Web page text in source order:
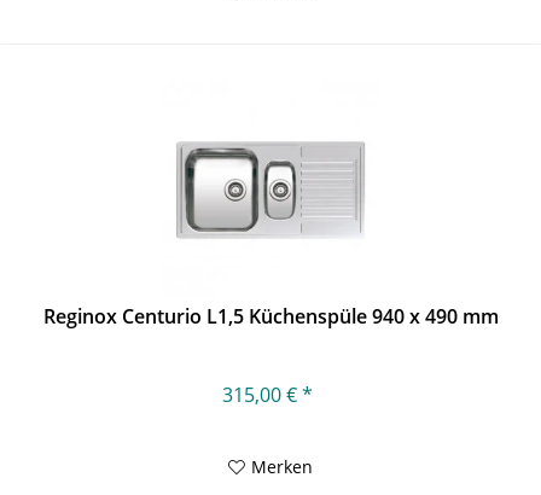
Reginox Centurio L1,5 Küchenspüle 940 x 490 mm
315,00 € *
Merken